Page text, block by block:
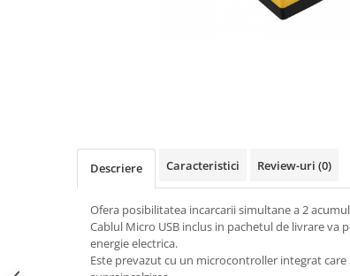
Scule electrice
Telefoane mobile
Produse de bucatarie kjøk
Descriere Caracteristici Review-uri (0)
Ofera posibilitatea incarcarii simultane a 2
Cablul Micro USB inclus in pachetul de livrare va
energie electrica.
Este prevazut cu un microcontroller integrat